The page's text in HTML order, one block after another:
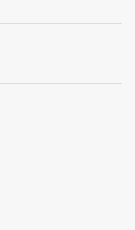
per provocare
sane, potrebbe